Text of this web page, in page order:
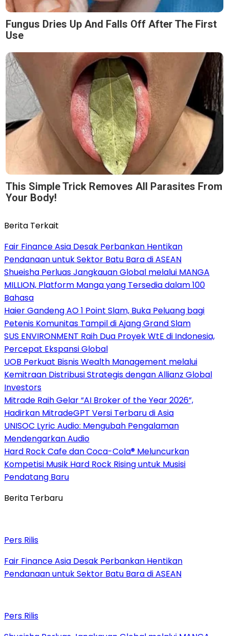
Fungus Dries Up And Falls Off After The First
Use
This Simple Trick Removes All Parasites From
Your Body!
Berita Terkait
Fair Finance Asia Desak Perbankan Hentikan
Pendanaan untuk Sektor Batu Bara di ASEAN
Shueisha Perluas Jangkauan Global melalui MANGA
MILLION, Platform Manga yang Tersedia dalam 100
Bahasa
Haier Gandeng AO 1 Point Slam, Buka Peluang bagi
Petenis Komunitas Tampil di Ajang Grand Slam
SUS ENVIRONMENT Raih Dua Proyek WtE di Indonesia,
Percepat Ekspansi Global
UOB Perkuat Bisnis Wealth Management melalui
Kemitraan Distribusi Strategis dengan Allianz Global
Investors
Mitrade Raih Gelar “AI Broker of the Year 2026”,
Hadirkan MitradeGPT Versi Terbaru di Asia
UNISOC Lyric Audio: Mengubah Pengalaman
Mendengarkan Audio
Hard Rock Cafe dan Coca-Cola® Meluncurkan
Kompetisi Musik Hard Rock Rising untuk Musisi
Pendatang Baru
Berita Terbaru
Pers Rilis
Fair Finance Asia Desak Perbankan Hentikan
Pendanaan untuk Sektor Batu Bara di ASEAN
Pers Rilis